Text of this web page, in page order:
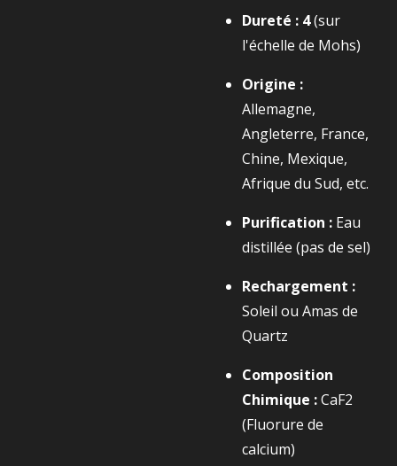
Dureté : 4(sur
l'échelle de Mohs)
Origine :
Allemagne,
Angleterre, France,
Chine, Mexique,
Afrique du Sud, etc.
Purification : Eau
distillée (pas de sel)
Rechargement :
Soleil ou Amas de
Quartz
Composition
Chimique :CaF2​
(Fluorure de
calcium)